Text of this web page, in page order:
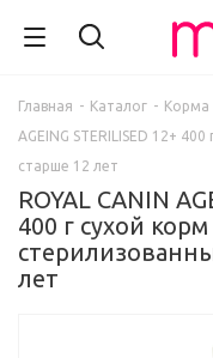
Главная - Каталог - Корма
AGEING STERILISED 12+
старше 12 лет
ROYAL CANIN
400 г сухой
лет